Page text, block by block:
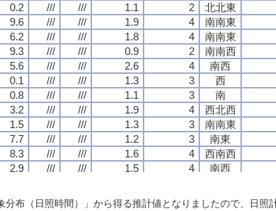
0.2 /// /// 1.1 2 北北東
9.6 /// /// 1.9 4 南南東
6.2 /// /// 1.8 4 南南東
9.3 /// /// 0.9 2 南南西
5.6 /// /// 2.6 4 南西
0.1 /// /// 1.3 3 西
0.8 /// /// 1.1 3 南
3.2 /// /// 1.9 4 西北西
1.5 /// /// 1.3 3 南南東
7.7 /// /// 1.2 3 南東
8.3 /// /// 1.6 4 西南西
2.9 /// /// 1.5 4 南西
4.5 /// 1.0 南南東
0.2 /// /// 1.1 2 北北東
9.6 /// /// 1.9 4 南南東
6.2 /// /// 1.8 4 南南東
9.3 /// /// 0.9 2 南南西
5.6 /// /// 2.6 4 南西
0.1 /// /// 1.3 3 西
0.8 /// /// 1.1 3 南
3.2 /// /// 1.9 4 西北西
1.5 /// /// 1.3 3 南南東
7.7 /// /// 1.2 3 南東
8.3 /// /// 1.6 4 西南西
2.9 /// /// 1.5 4 南西
4.5 /// 1.0 南南東
0.2 /// /// 1.1 2 北北東
9.6 /// /// 1.9 4 南南東
6.2 /// /// 1.8 4 南南東
9.3 /// /// 0.9 2 南南西
5.6 /// /// 2.6 4 南西
0.1 /// /// 1.3 3 西
0.8 /// /// 1.1 3 南
3.2 /// /// 1.9 4 西北西
1.5 /// /// 1.3 3 南南東
7.7 /// /// 1.2 3 南東
8.3 /// /// 1.6 4 西南西
2.9 /// /// 1.5 4 南西
4.5 /// 1.0 南南東
0.2 /// /// 1.1 2 北北東
9.6 /// /// 1.9 4 南南東
6.2 /// /// 1.8 4 南南東
9.3 /// /// 0.9 2 南南西
5.6 /// /// 2.6 4 南西
0.1 /// /// 1.3 3 西
0.8 /// /// 1.1 3 南
3.2 /// /// 1.9 4 西北西
1.5 /// /// 1.3 3 南南東
7.7 /// /// 1.2 3 南東
8.3 /// /// 1.6 4 西南西
2.9 /// /// 1.5 4 南西
4.5 /// 1.0 南南東
布（日照時間）」から得る推計値となりましたので、日照